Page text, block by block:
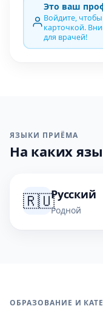
Это ваш
Войдите,
карточкой.
для врачей!
ЯЗЫКИ ПРИЁМА
На каких
🇷🇺Русский
Родной
ОБРАЗОВАНИЕ И